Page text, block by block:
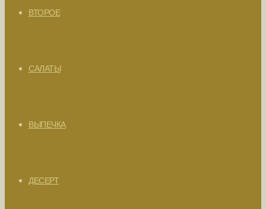
ВТОРОЕ
САЛАТЫ
ВЫПЕЧКА
ДЕСЕРТ